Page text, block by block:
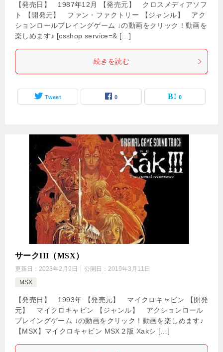
【発売日】 1987年12月 【発売元】 クロスメディアソフ
ト 【開発元】 ファン・ファクトリー 【ジャンル】 アク
ションロールプレイングゲーム ↓の動画をクリック！動画を
楽しめます♪ [csshop service=& […]
続きを読む
Tweet 0 0
サークIII（MSX）
更新日： 2023年2月9日 公開日： 2019年3月11日
MSX
【発売日】 1993年 【発売元】 マイクロキャビン 【開発
元】 マイクロキャビン 【ジャンル】 アクションロール
プレイングゲーム ↓の動画をクリック！動画を楽しめます♪
【MSX】マイクロキャビン MSX２版 Xakシ […]